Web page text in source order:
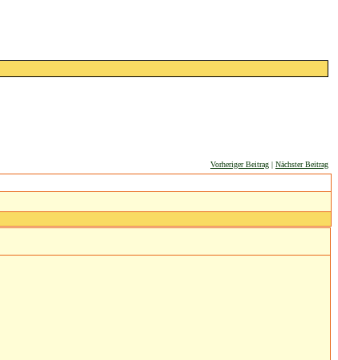
Vorheriger Beitrag | Nächster Beitrag